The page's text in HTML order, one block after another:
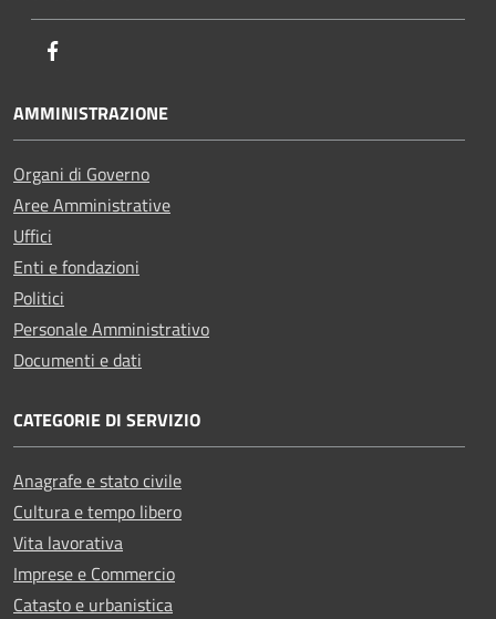
AMMINISTRAZIONE
Organi di Governo
Aree Amministrative
Uffici
Enti e fondazioni
Politici
Personale Amministrativo
Documenti e dati
CATEGORIE DI SERVIZIO
Anagrafe e stato civile
Cultura e tempo libero
Vita lavorativa
Imprese e Commercio
Catasto e urbanistica